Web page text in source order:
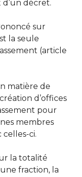
décret.
sur
la seule
(article
matière de
d’offices
pour
membres
celles-ci.
la totalité
fraction, la